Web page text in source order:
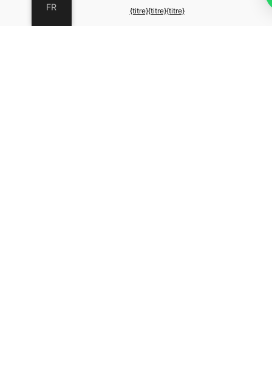
{titre}{titre}{titre}
FR